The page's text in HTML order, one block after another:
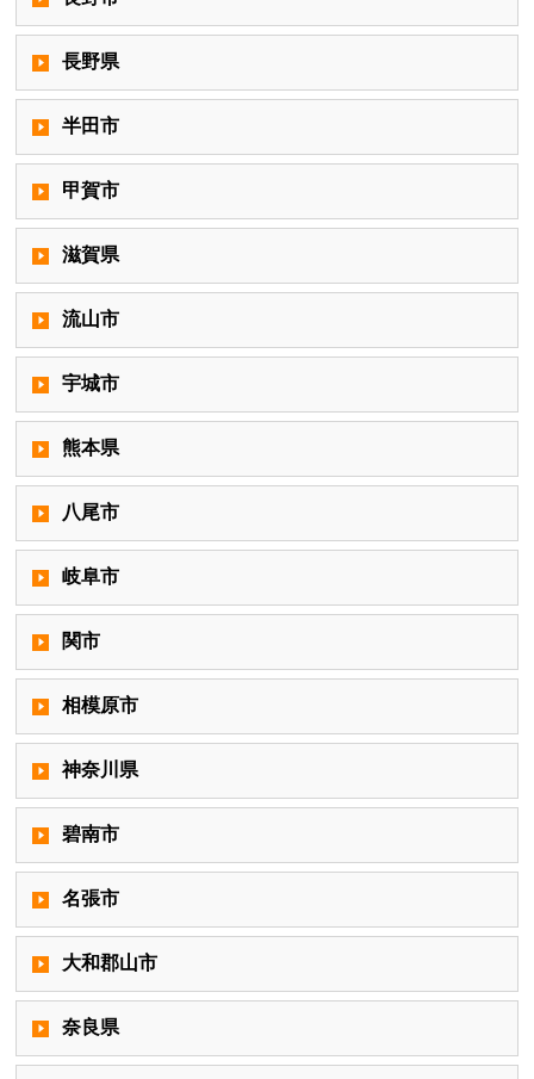
長野県
半田市
甲賀市
滋賀県
流山市
宇城市
熊本県
八尾市
岐阜市
関市
相模原市
神奈川県
碧南市
名張市
大和郡山市
奈良県